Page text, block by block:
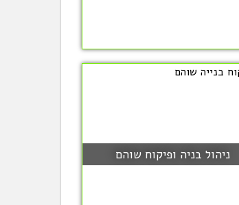
ניהול בניה ופיקוח שוהם